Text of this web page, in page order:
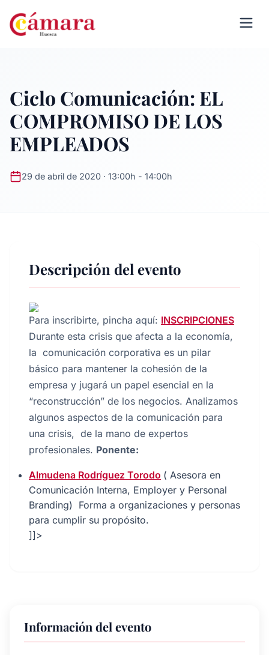
Ciclo Comunicación: EL
COMPROMISO DE LOS
EMPLEADOS
29 de abril de 2020 · 13:00h - 14:00h
Descripción del evento
Para inscribirte, pincha aquí: INSCRIPCIONES
Durante esta crisis que afecta a la economía,
la comunicación corporativa es un pilar
básico para mantener la cohesión de la
empresa y jugará un papel esencial en la
“reconstrucción” de los negocios. Analizamos
algunos aspectos de la comunicación para
una crisis, de la mano de expertos
profesionales. Ponente:
Almudena Rodríguez Torodo ( Asesora en
Comunicación Interna, Employer y Personal
Branding) Forma a organizaciones y personas
para cumplir su propósito.
]]>
Información del evento